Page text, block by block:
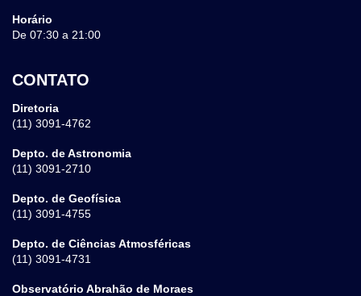
Horário
De 07:30 a 21:00
CONTATO
Diretoria
(11) 3091-4762
Depto. de Astronomia
(11) 3091-2710
Depto. de Geofísica
(11) 3091-4755
Depto. de Ciências Atmosféricas
(11) 3091-4731
Observatório Abrahão de Moraes